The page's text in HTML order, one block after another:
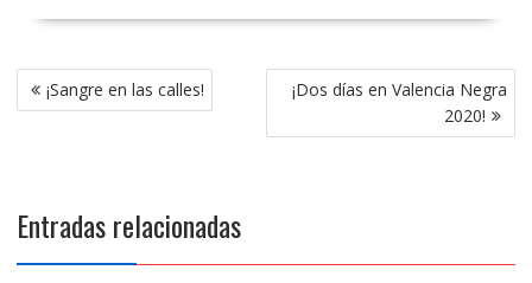
Navegación
de
¡Sangre en las calles!
¡Dos días en Valencia Negra
2020!
Entradas relacionadas